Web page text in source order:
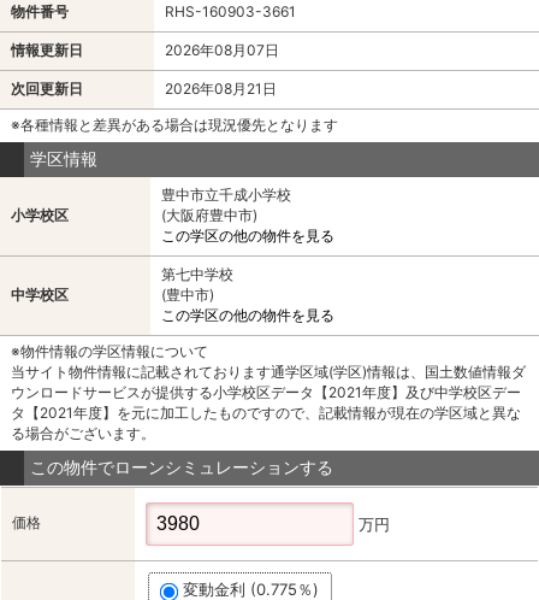
物件番号 RHS-160903-3661
情報更新日 2026年08月07日
次回更新日
2026年08月21日
※各種情報と差異がある場合は現況優先となります
学区情報
小学校区
豊中市立千成小学校
(大阪府豊中市)
この学区の他の物件を見る
中学校区
第七中学校
(豊中市)
この学区の他の物件を見る
※物件情報の学区情報について
当サイト物件情報に記載されております通学区域(学区)情報は、国土数値情報ダ
ウンロードサービスが提供する小学校区データ【2021年度】及び中学校区デー
タ【2021年度】を元に加工したものですので、記載情報が現在の学区域と異な
る場合がございます。
この物件でローンシミュレーションする
価格 万円
変動金利 (0.775％)